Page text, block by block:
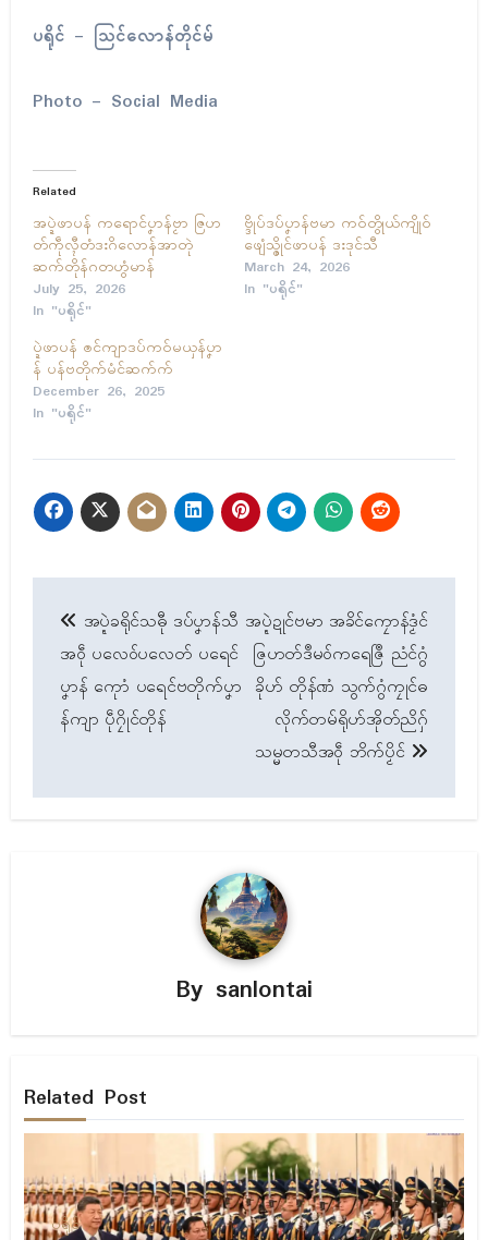
ပရိုၚ် – သြင်လောန်တိုၚ်မ်
Photo – Social Media
Related
အပ္ဍဲဖာပန် ကရောၚ်ပၞာန်ဗၟာ ဇြဟ
တ်ကဵုလ္ၚီတံဒးဂိလောန်အာတုဲ
ဆက်တိုန်ဂတဟွံမာန်
July 25, 2026
In "ပရိုၚ်"
ဗ္ဒိုပ်ဒပ်ပၞာန်ဗမာ ကဝ်တွိုယ်ကျိုဝ်
ဖျေံသ္ဇိုၚ်ဖာပန် ဒးဒုၚ်သီ
March 24, 2026
In "ပရိုၚ်"
ပ္ဍဲဖာပန် ၜၚ်ကျာဒပ်ကဝ်မယှန်ပၞာ
န် ပန်ဗတိုက်မံၚ်ဆက်က်
December 26, 2025
In "ပရိုၚ်"
navigation
အပ္ဍဲခရိုၚ်သဓီု ဒပ်ပၞာန်သီ
အဝဵု ပလေဝ်ပလေတ် ပရေၚ်
ပၞာန် ကေုာံ ပရေၚ်ဗတိုက်ပၞာ
န်ကျာ ပဵုဂၠိုၚ်တိုန်
အပ္ဍဲဍုၚ်ဗမာ အခိၚ်ကၠောန်ဒၟံၚ်
ဇြဟတ်ဒဳမဝ်ကရေဇြဳ ညံၚ်ဂွံ
ခိုဟ် တိုန်ဏံ သွက်ဂွံကၠုၚ်ဓ
လိုက်တမ်ရိုဟ်အိုတ်ညိဂှ်
သမ္မတသီအဝဵု ဘိက်ပၟိၚ်
By sanlontai
Related Post
ပရိုၚ်